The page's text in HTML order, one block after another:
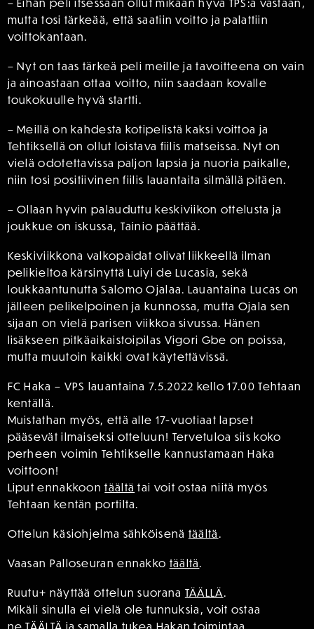
mutta tosi tärkeää, että saatiin voitto ja palattiin
voittokantaan.
– Nyt on taas tärkeä peli meille ja tavoitteena on vain
ja ainoastaan ottaa voitto, niin saadaan kovalle
toukokuulle hyvä startti.
– Meillä on kahdesta kotipelistä kaksi voittoa ja
Tehtiksellä on ollut loistava fiilis matseissa. Nyt on
vielä odotettavissa paljon lapsia ja nuoria paikalle,
niin tosi positiivinen fiilis lauantaita silmällä pitäen.
– Ollaan hyvin palauduttu keskiviikon ottelusta ja
joukkue on iskussa, Tainio päättää.
Keskiviikkona valkopaidat olivat liikkeellä ilman
pelikieltoa kärsinyttä Luiyi de Lucasia, sekä
loukkaantunutta Salomo Ojalaa. Lauantaina Lucas on
jälleen pelikelpoinen ja kunnossa, mutta Ojala sen
sijaan on vielä parisen viikkoa sivussa. Hänen
lisäkseen pitkäaikaistoipilas Vigori Gbe on poissa,
mutta muutoin kaikki ovat käytettävissä.
FC Haka – VPS lauantaina 7.5.2022 kello 17.00 Tehtaan
kentällä.
Muistathan myös, että alle 17-vuotiaat lapset
pääsevät ilmaiseksi otteluun! Tervetuloa siis koko
perheen voimin Tehtikselle kannustamaan Haka
voittoon!
Liput ennakkoontäältä tai voit ostaa niitä myös
Tehtaan kentän portilta.
Ottelun käsiohjelma sähköisenä täältä .
Vaasan Palloseuran ennakko täältä.
Ruutu+ näyttää ottelun suorana TÄÄLLÄ.
Mikäli sinulla ei vielä ole tunnuksia, voit ostaa
neTÄÄLTÄ ja samalla tukea Hakan toimintaa.